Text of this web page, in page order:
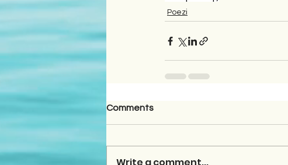
Poezi
Comments